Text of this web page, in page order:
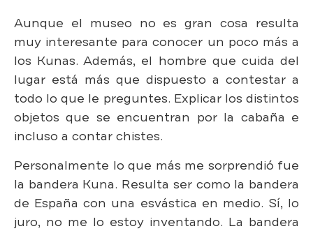
Aunque el museo no es gran cosa resulta
muy interesante para conocer un poco más a
los Kunas. Además, el hombre que cuida del
lugar está más que dispuesto a contestar a
todo lo que le preguntes. Explicar los distintos
objetos que se encuentran por la cabaña e
incluso a contar chistes.
Personalmente lo que más me sorprendió fue
la bandera Kuna. Resulta ser como la bandera
de España con una esvástica en medio. Sí, lo
juro, no me lo estoy inventando. La bandera